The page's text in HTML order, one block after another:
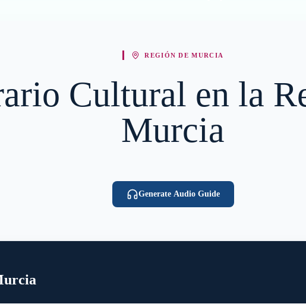
REGIÓN DE MURCIA
Cultural en la
Murcia
Generate Audio Guide